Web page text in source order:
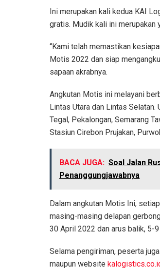
Ini merupakan kali kedua KAI
gratis. Mudik kali ini merupakan
“Kami telah memastikan
Motis 2022 dan siap
sapaan akrabnya.
Angkutan Motis ini melayani
Lintas Utara dan Lintas Selatan.
Tegal, Pekalongan, Semarang
Stasiun Cirebon Prujakan,
BACA JUGA: Soal Jalan
Penanggungjawabnya
Dalam angkutan Motis Ini,
masing-masing delapan
30 April 2022 dan arus balik, 5-
Selama pengiriman, peserta
maupun website